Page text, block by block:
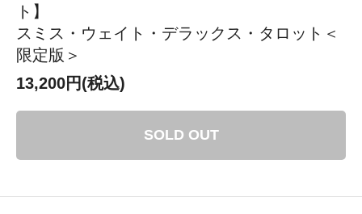
ト】
スミス・ウェイト・デラックス・タロット＜
限定版＞
13,200円(税込)
SOLD OUT